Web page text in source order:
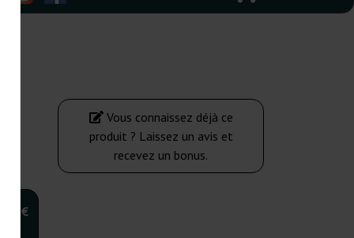
€
Vous connaissez déjà ce
produit ? Laissez un avis et
recevez un bonus.